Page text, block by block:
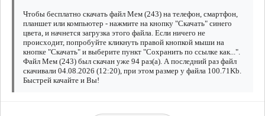
Чтобы бесплатно скачать файл Мем (243) на телефон, смартфон,
планшет или компьютер - нажмите на кнопку "Скачать" синего
цвета, и начнется загрузка этого файла. Если ничего не
происходит, попробуйте кликнуть правой кнопкой мыши на
кнопке "Скачать" и выберите пункт "Сохранить по ссылке как...".
Файл Мем (243) был скачан уже 94 раз(а). А последний раз файл
скачивали 04.08.2026 (12:20), при этом размер у файла 100.71Kb.
Быстрей качайте и Вы!